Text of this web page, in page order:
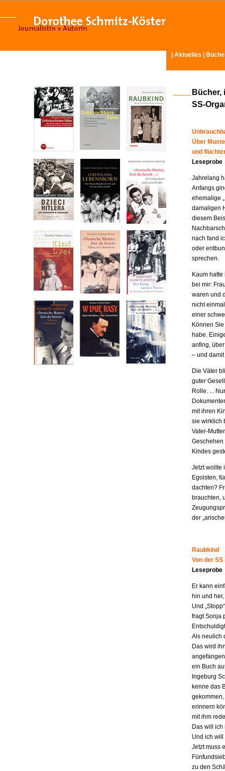
Aktuelles
Bücher,
SS-
Über
und
Leseprobe
Jahrelang
Anfangs
ehemalige
damaligen
diesem
nach fand
oder
sprechen.
Kaum
bei mir:
waren und
nicht
einer
Können
habe.
anfing,
– und
Die Väter
guter
Rolle. ...
mit ihren
sie wirklich
Vater-
Geschehen
Kindes
Jetzt wollte
Egoisten,
dachten?
brauchten,
der
Raubkind
Von der
Leseprobe
Er kann
hin und
Und
fragt Sonja
Als neulich
Das wird
ein Buch
Ingeburg
kenne das
erinnern
mit ihm
Das will
Und ich
Jetzt muss
zu den